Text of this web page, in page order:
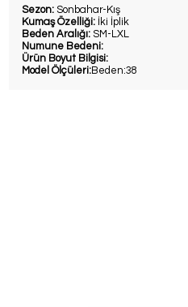
Sezon: Sonbahar-Kış
Kumaş Özelliği: İki İplik
Beden Aralığı: SM-LXL
Numune Bedeni:
Ürün Boyut Bilgisi:
Model Ölçüleri:Beden:38